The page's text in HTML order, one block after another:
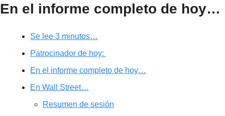
En el informe completo de hoy…
Se lee 3 minutos…
Patrocinador de hoy:
En el informe completo de hoy…
En Wall Street…
Resumen de sesión